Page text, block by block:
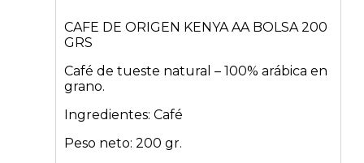
CAFE DE ORIGEN KENYA AA BOLSA 200
GRS
Café de tueste natural – 100% arábica en
grano.
Ingredientes: Café
Peso neto: 200 gr.